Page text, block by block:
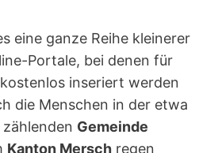
eine ganze Reihe kleinerer
Portale, bei denen für
inseriert werden
die Menschen in der etwa
Gemeinde
Kanton Mersch regen